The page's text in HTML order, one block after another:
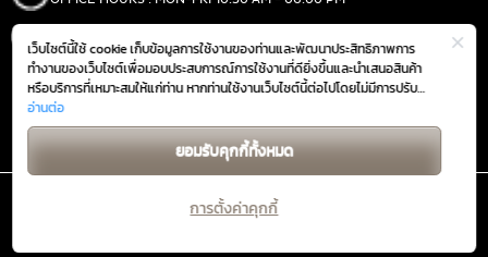
เว็บไซต์นี้ใช้ cookie เก็บข้อมูลการใช้งานของท่านและพัฒนาประสิทธิภาพการ
ทำงานของเว็บไซต์เพื่อมอบประสบการณ์การใช้งานที่ดียิ่งขึ้นและนำเสนอสินค้า
หรือบริการที่เหมาะสมให้แก่ท่าน หากท่านใช้งานเว็บไซต์นี้ต่อไปโดยไม่มีการปรับ
ตั้งค่าใดๆ ถือว่าท่านยอมรับตาม
ของเรา
อ่านต่อ
ยอมรับคุกกี้ทั้งหมด
การตั้งค่าคุกกี้
FAX :(+66)2-690-1000
@ 2019 THE MALL GROUP. ALL RIGHTS RESERVED.